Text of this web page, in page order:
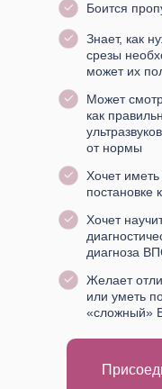
Боится
Знает, как
срезы
может их
Может
как
от нормы
Хочет
постановке
Хочет
диагноза
Желает
или уметь
«сложный»